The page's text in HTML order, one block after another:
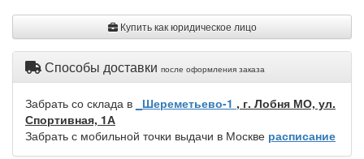
Купить как юридическое лицо
Способы доставки после оформления заказа
Забрать со склада в _Шереметьево-1 , г. Лобня МО, ул.
Спортивная, 1А
Забрать с мобильной точки выдачи в Москве расписание